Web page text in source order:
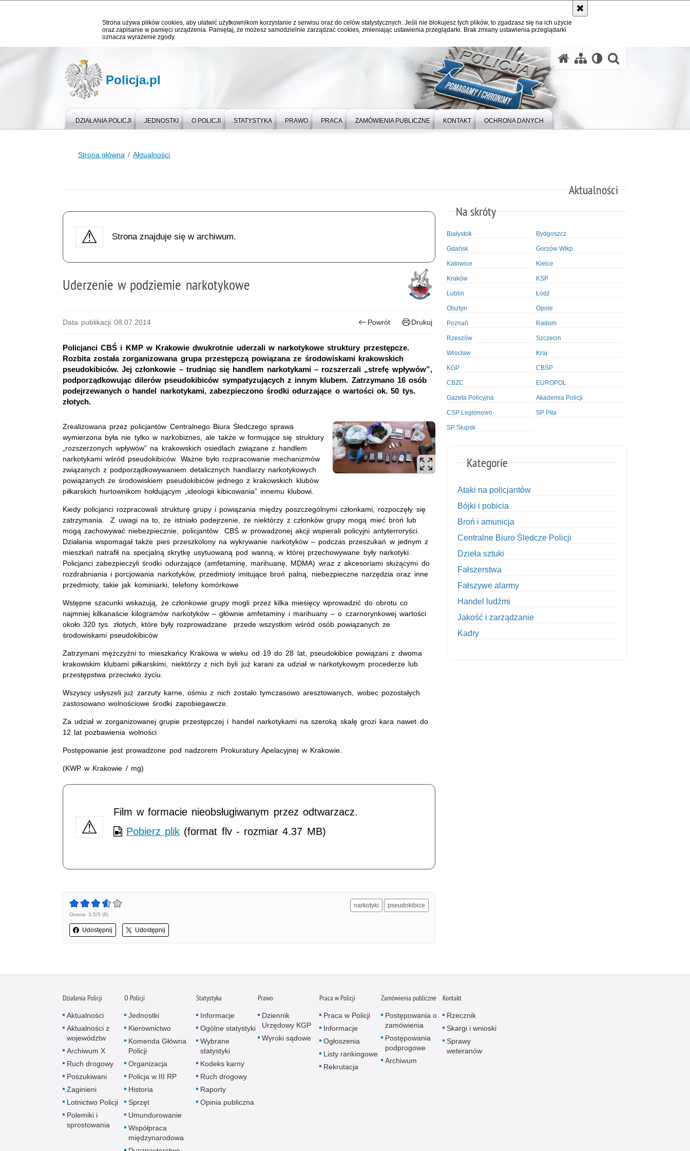
Strona używa plików cookies, aby ułatwić użytkownikom korzystanie z serwisu oraz do celów statystycznych. Jeśli nie blokujesz tych plików, to zgadzasz się na ich użycie
oraz zapisanie w pamięci urządzenia. Pamiętaj, że możesz samodzielnie zarządzać cookies, zmieniając ustawienia przeglądarki. Brak zmiany ustawienia przeglądarki
oznacza wyrażenie zgody.
Policja.pl
DZIAŁANIA POLICJI JEDNOSTKI O POLICJI STATYSTYKA PRAWO PRACA ZAMÓWIENIA PUBLICZNE KONTAKT OCHRONA DANYCH
Strona główna Aktualności
Aktualności
Strona znajduje się w archiwum.
Uderzenie w podziemie narkotykowe
Data publikacji 08.07.2014 Powrót Drukuj
Policjanci CBŚ i KMP w Krakowie dwukrotnie uderzali w narkotykowe struktury przestępcze.
Rozbita została zorganizowana grupa przestępczą powiązana ze środowiskami krakowskich
pseudokibiców. Jej członkowie – trudniąc się handlem narkotykami – rozszerzali „strefę wpływów”,
podporządkowując dilerów pseudokibiców sympatyzujących z innym klubem. Zatrzymano 16 osób
podejrzewanych o handel narkotykami, zabezpieczono środki odurzające o wartości ok. 50 tys.
złotych.
Zrealizowana przez policjantów Centralnego Biura Śledczego sprawa
wymierzona była nie tylko w narkobiznes, ale także w formujące się struktury
„rozszerzonych wpływów” na krakowskich osiedlach związane z handlem
narkotykami wśród pseudokibiców. Ważne było rozpracowanie mechanizmów
związanych z podporządkowywaniem detalicznych handlarzy narkotykowych
powiązanych ze środowiskiem pseudokibiców jednego z krakowskich klubów
piłkarskich hurtownikom hołdującym „ideologii kibicowania” innemu klubowi.
Kiedy policjanci rozpracowali strukturę grupy i powiązania między poszczególnymi członkami, rozpoczęły się
zatrzymania. Z uwagi na to, że istniało podejrzenie, że niektórzy z członków grupy mogą mieć broń lub
mogą zachowywać niebezpiecznie, policjantów CBŚ w prowadzonej akcji wspierali policyjni antyterroryści.
Działania wspomagał także pies przeszkolony na wykrywanie narkotyków – podczas przeszukań w jednym z
mieszkań natrafił na specjalną skrytkę usytuowaną pod wanną, w której przechowywane były narkotyki.
Policjanci zabezpieczyli środki odurzające (amfetaminę, marihuanę, MDMA) wraz z akcesoriami służącymi do
rozdrabniania i porcjowania narkotyków, przedmioty imitujące broń palną, niebezpieczne narzędzia oraz inne
przedmioty, takie jak kominiarki, telefony komórkowe
Wstępne szacunki wskazują, że członkowie grupy mogli przez kilka miesięcy wprowadzić do obrotu co
najmniej kilkanaście kilogramów narkotyków – głównie amfetaminy i marihuany – o czarnorynkowej wartości
około 320 tys. złotych, które były rozprowadzane przede wszystkim wśród osób powiązanych ze
środowiskami pseudokibiców
Zatrzymani mężczyźni to mieszkańcy Krakowa w wieku od 19 do 28 lat, pseudokibice powiązani z dwoma
krakowskim klubami piłkarskimi, niektórzy z nich byli już karani za udział w narkotykowym procederze lub
przestępstwa przeciwko życiu.
Wszyscy usłyszeli już zarzuty karne, ośmiu z nich zostało tymczasowo aresztowanych, wobec pozostałych
zastosowano wolnościowe środki zapobiegawcze.
Za udział w zorganizowanej grupie przestępczej i handel narkotykami na szeroką skalę grozi kara nawet do
12 lat pozbawienia wolności
Postępowanie jest prowadzone pod nadzorem Prokuratury Apelacyjnej w Krakowie.
(KWP w Krakowie / mg)
Film w formacie nieobsługiwanym przez odtwarzacz.
Pobierz plik (format flv - rozmiar 4.37 MB)
Ocena: 3.5/5 (8)
Udostępnij Udostępnij
narkotyki pseudokibice
Na skróty
Białystok Bydgoszcz
Gdańsk Gorzów Wlkp.
Katowice Kielce
Kraków KSP
Lublin Łódź
Olsztyn Opole
Poznań Radom
Rzeszów Szczecin
Wrocław Kraj
KGP CBŚP
CBZC EUROPOL
Gazeta Policyjna Akademia Policji
CSP Legionowo SP Piła
SP Słupsk
Kategorie
Ataki na policjantów
Bójki i pobicia
Broń i amunicja
Centralne Biuro Śledcze Policji
Dzieła sztuki
Fałszerstwa
Fałszywe alarmy
Handel ludźmi
Jakość i zarządzanie
Kadry
Piractwo przemysłowe
Podrabianie znaków towarowych
Pogryzienia przez psy
Polemiki i sprostowania
Działania Policji
Aktualności
Aktualności z
województw
Archiwum X
Ruch drogowy
Poszukiwani
Zaginieni
Lotnictwo Policji
Polemiki i
sprostowania
O Policji
Jednostki
Kierownictwo
Komenda Główna
Policji
Organizacja
Policja w III RP
Historia
Sprzęt
Umundurowanie
Współpraca
międzynarodowa
Statystyka
Informacje
Ogólne statystyki
Wybrane
statystyki
Kodeks karny
Ruch drogowy
Raporty
Opinia publiczna
Prawo
Dziennik
Urzędowy KGP
Wyroki sądowe
Praca w Policji
Praca w Policji
Informacje
Ogłoszenia
Listy rankingowe
Rekrutacja
Zamówienia publiczne
Postępowania o
zamówienia
Postępowania
podprogowe
Archiwum
Kontakt
Rzecznik
Skargi i wnioski
Sprawy
weteranów